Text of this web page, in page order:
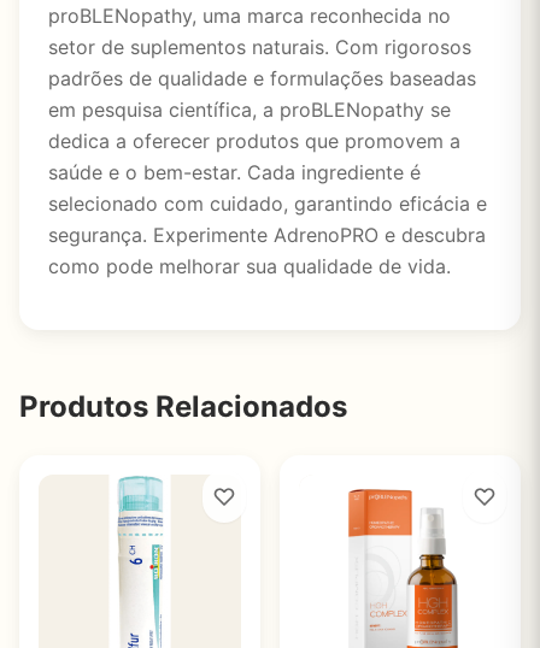
proBLENopathy, uma marca reconhecida no
setor de suplementos naturais. Com rigorosos
padrões de qualidade e formulações baseadas
em pesquisa científica, a proBLENopathy se
dedica a oferecer produtos que promovem a
saúde e o bem-estar. Cada ingrediente é
selecionado com cuidado, garantindo eficácia e
segurança. Experimente AdrenoPRO e descubra
como pode melhorar sua qualidade de vida.
Produtos Relacionados